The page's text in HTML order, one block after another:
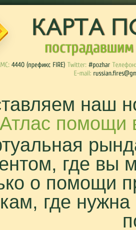
наш
помощи
где вы
о помощи
где